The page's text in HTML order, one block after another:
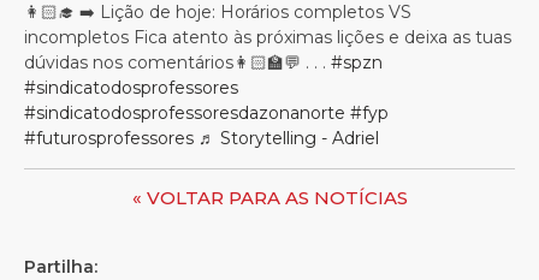
👩🏻‍🎓 ➡️ Lição de hoje: Horários completos VS
incompletos Fica atento às próximas lições e deixa as tuas
dúvidas nos comentários👩🏻‍🏫💬 . . . #spzn
#sindicatodosprofessores
#sindicatodosprofessoresdazonanorte #fyp
#futurosprofessores ♬ Storytelling - Adriel
« VOLTAR PARA AS NOTÍCIAS
Partilha: